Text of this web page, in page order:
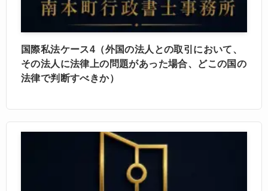
国際私法ケース4（外国の法人との取引において、
その法人に法律上の問題があった場合、どこの国の
法律で判断すべきか）